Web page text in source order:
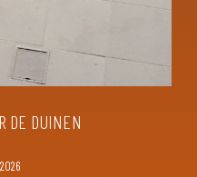
DE DUINEN